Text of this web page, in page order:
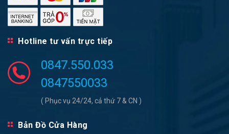
Hotline tư vấn trực tiếp
0847.550.033
0847550033
( Phục vụ 24/24, cả thứ 7 & CN )
Bản Đồ Cửa Hàng